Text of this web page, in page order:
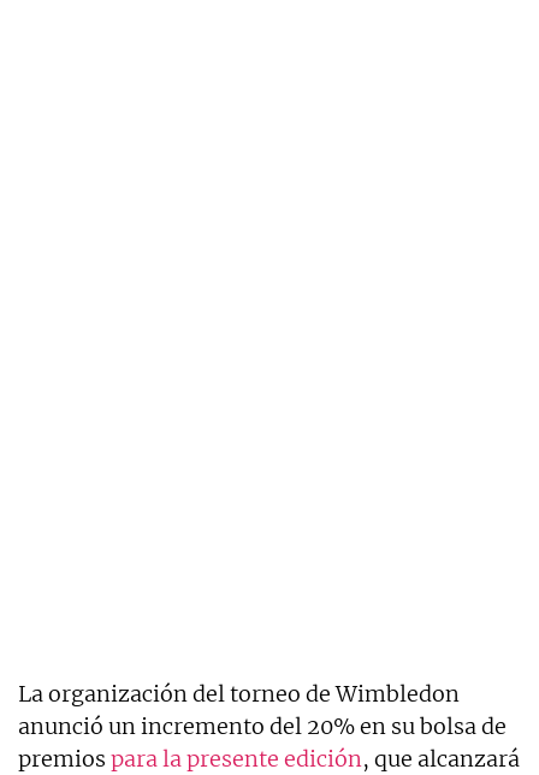
La organización del torneo de Wimbledon
anunció un incremento del 20% en su bolsa de
premios para la presente edición, que alcanzará